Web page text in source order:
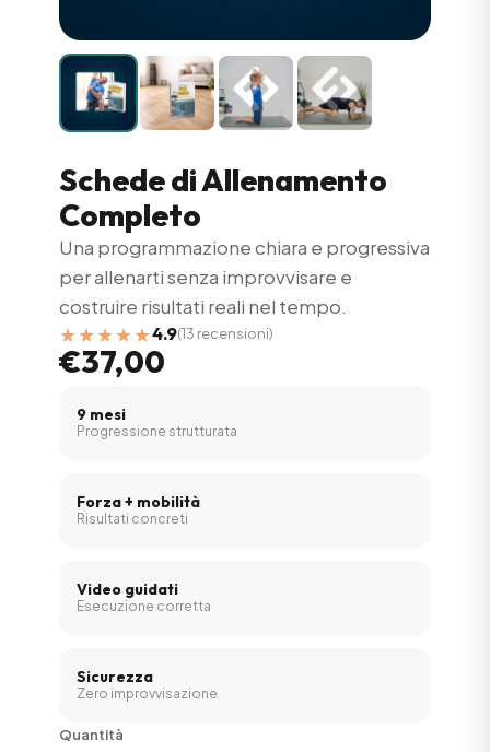
Schede di Allenamento
Completo
Una programmazione chiara e progressiva
per allenarti senza improvvisare e
costruire risultati reali nel tempo.
★★★★★4.9(13 recensioni)
€37,00
9 mesi
Progressione strutturata
Forza + mobilità
Risultati concreti
Video guidati
Esecuzione corretta
Sicurezza
Zero improvvisazione
Quantità